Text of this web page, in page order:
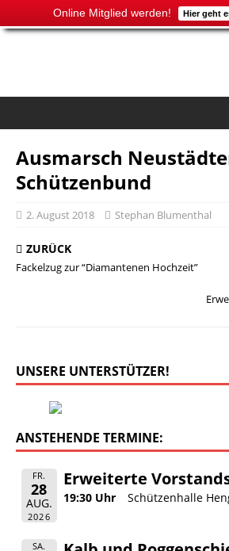
Online Mitglied werden! Hier geht
Ausmarsch
Schützenbund
2. August 2018 Stephan Blumenthal
ZURÜCK
Fackelzug zur “Diamantenen Hochzeit”
UNSERE UNTERSTÜTZER!
ANSTEHENDE TERMINE:
FR.
28
AUG.
2026
Erweiterte
19:30 Uhr Schützenhalle
SA.